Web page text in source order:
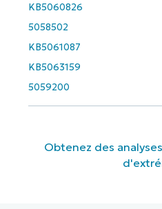
KB5060826
5058502
KB5061087
KB5063159
5059200
Obtenez des